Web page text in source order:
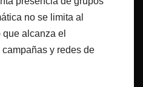
no se limita al
alcanza el
y redes de